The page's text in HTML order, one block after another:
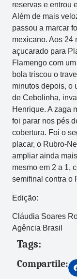
reservas e entrou
Além de mais
passou a marcar
mexicano. Aos 24
açucarado para
Flamengo com
bola triscou o
minutos depois, o
de Cebolinha,
Henrique. A zaga
foi parar nos pés
cobertura. Foi o
placar, o Rubro-
ampliar ainda
mesmo em 2 a 1,
semifinal contra o
Edição:
Cláudia Soares
Agência Brasil
Tags:
Compartile: